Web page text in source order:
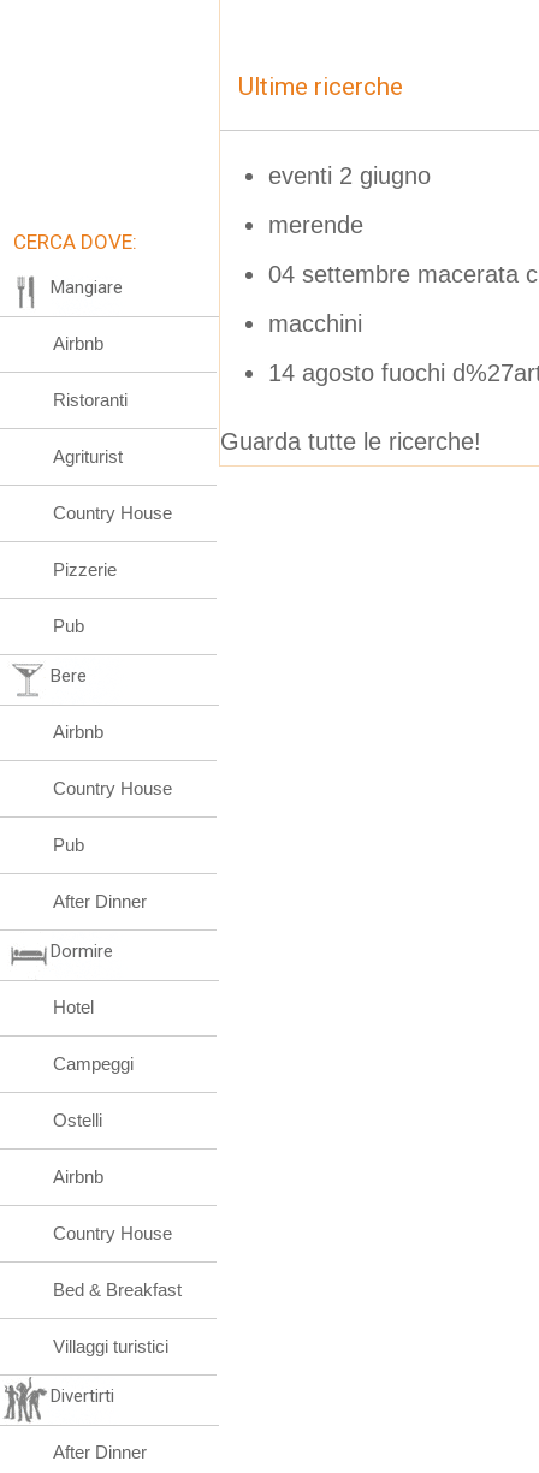
Ultime ricerche
eventi 2 giugno
merende
04 settembre macerata
macchini
14 agosto fuochi
Guarda tutte le ricerche!
CERCA DOVE:
Mangiare
Airbnb
Ristoranti
Agriturist
Country House
Pizzerie
Pub
Bere
Airbnb
Country House
Pub
After Dinner
Dormire
Hotel
Campeggi
Ostelli
Airbnb
Country House
Bed & Breakfast
Villaggi turistici
Divertirti
After Dinner